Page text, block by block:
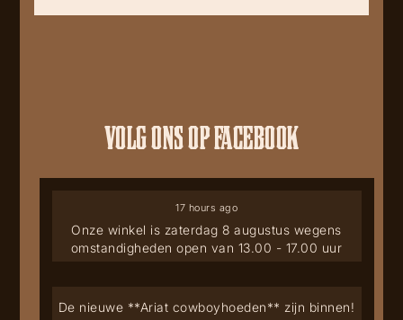
VOLG ONS OP FACEBOOK
Onze winkel is zaterdag 8 augustus wegens
omstandigheden open van 13.00 - 17.00 uur
17 hours ago
De nieuwe **Ariat cowboyhoeden** zijn binnen!